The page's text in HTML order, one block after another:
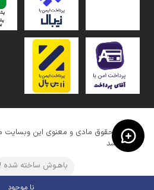
کلیه حقوق مادی و معنوی این وبسایت
میباشد
باهـوش ساخته شده !
نا موجود